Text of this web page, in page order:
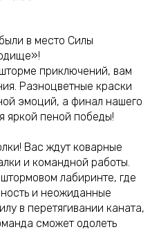
в место Силы
приключений, вам
Разноцветные краски
эмоций, а финал нашего
яркой пеной победы!
Вас ждут коварные
и командной работы.
лабиринте, где
и неожиданные
в перетягивании каната,
сможет одолеть